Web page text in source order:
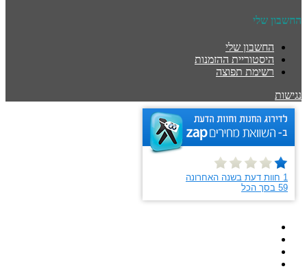
החשבון שלי
החשבון שלי
היסטוריית ההזמנות
רשימת תפוצה
נגישות